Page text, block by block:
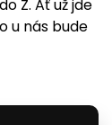
Z. Ať už jde
u nás bude